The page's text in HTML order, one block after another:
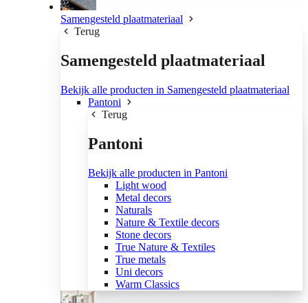
Samengesteld plaatmateriaal
Terug
Samengesteld plaatmateriaal
Bekijk alle producten in Samengesteld plaatmateriaal
Pantoni
Terug
Pantoni
Bekijk alle producten in Pantoni
Light wood
Metal decors
Naturals
Nature & Textile decors
Stone decors
True Nature & Textiles
True metals
Uni decors
Warm Classics